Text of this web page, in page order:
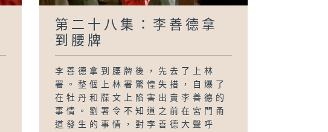
第二十八集：李善德拿
到腰牌
李善德拿到腰牌後，先去了上林
署。整個上林署驚惶失措，自爆了
在牡丹和牒文上陷害出賣李善德的
事情。劉署令不知道之前在宮門甬
道發生的事情，對李善德大聲呼